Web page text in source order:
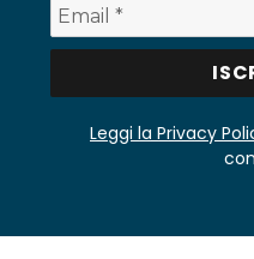
Leggi la Privacy